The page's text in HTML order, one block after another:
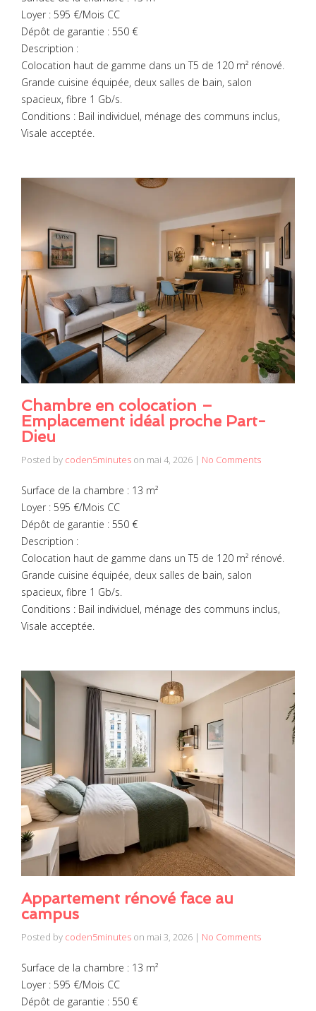
Loyer : 595 €/Mois CC
Dépôt de garantie : 550 €
Description :
Colocation haut de gamme dans un T5 de 120 m² rénové.
Grande cuisine équipée, deux salles de bain, salon
spacieux, fibre 1 Gb/s.
Conditions : Bail individuel, ménage des communs inclus,
Visale acceptée.
Chambre en colocation –
Emplacement idéal proche Part-
Dieu
Posted by coden5minutes on mai 4, 2026 | No Comments
Surface de la chambre : 13 m²
Loyer : 595 €/Mois CC
Dépôt de garantie : 550 €
Description :
Colocation haut de gamme dans un T5 de 120 m² rénové.
Grande cuisine équipée, deux salles de bain, salon
spacieux, fibre 1 Gb/s.
Conditions : Bail individuel, ménage des communs inclus,
Visale acceptée.
Appartement rénové face au
campus
Posted by coden5minutes on mai 3, 2026 | No Comments
Surface de la chambre : 13 m²
Loyer : 595 €/Mois CC
Dépôt de garantie : 550 €